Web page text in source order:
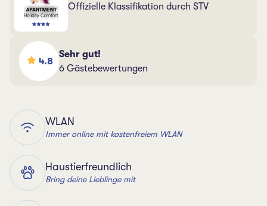
Offizielle Klassifikation durch STV
4.8
Sehr gut!
6 Gästebewertungen
WLAN
Immer online mit kostenfreiem WLAN
Haustierfreundlich
Bring deine Lieblinge mit